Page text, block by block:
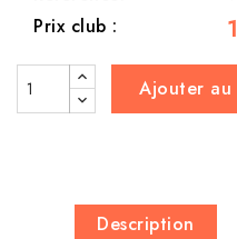
Prix club :
Ajouter au
Description